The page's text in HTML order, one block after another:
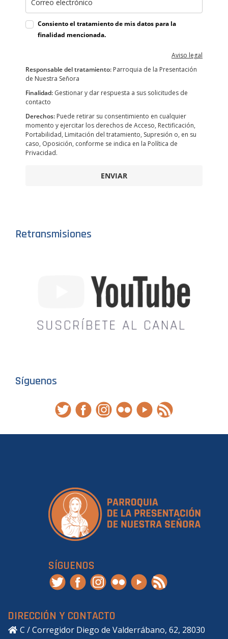
Consiento el tratamiento de mis datos para la
finalidad mencionada.
Aviso legal
Responsable del tratamiento: Parroquia de la Presentación
de Nuestra Señora
Finalidad: Gestionar y dar respuesta a sus solicitudes de
contacto
Derechos: Puede retirar su consentimiento en cualquier
momento y ejercitar los derechos de Acceso, Rectificación,
Portabilidad, Limitación del tratamiento, Supresión o, en su
caso, Oposición, conforme se indica en la Política de
Privacidad.
ENVIAR
Retransmisiones
Síguenos
SÍGUENOS
DIRECCIÓN Y CONTACTO
C / Corregidor Diego de Valderrábano, 62, 28030